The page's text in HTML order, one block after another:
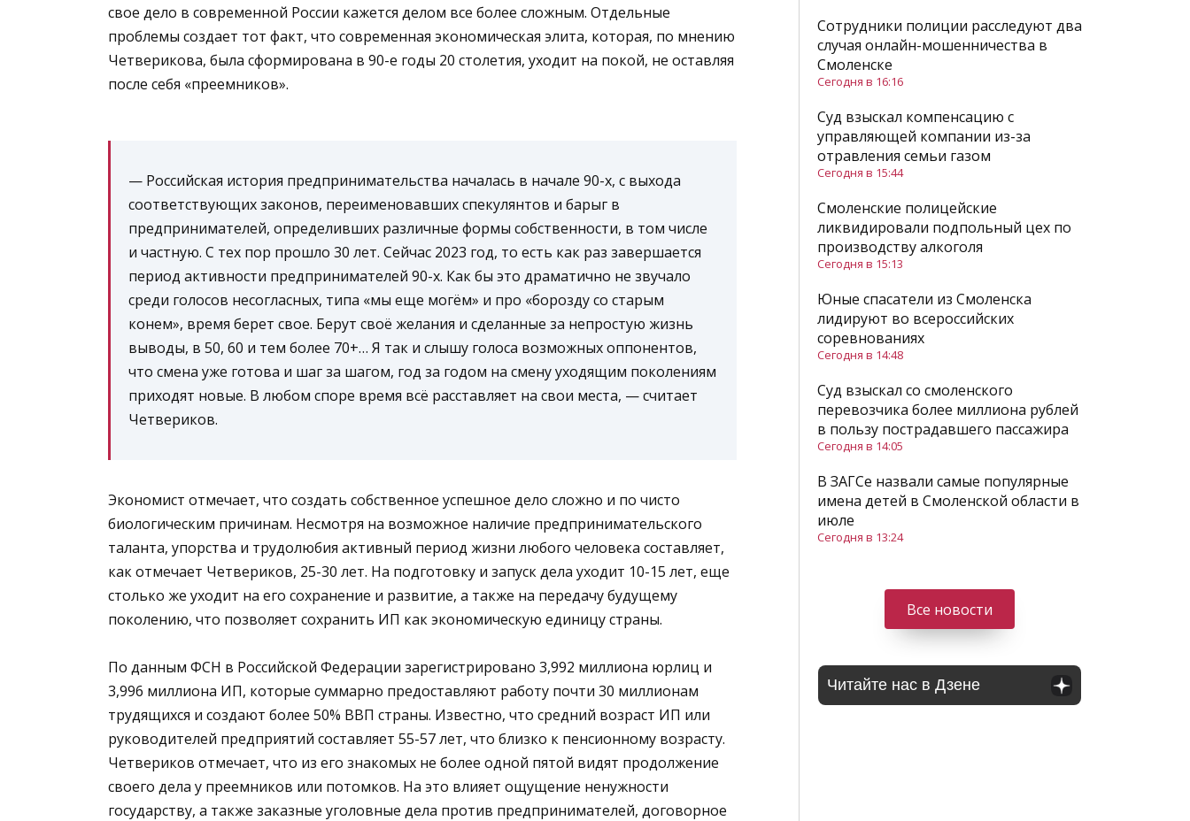
свое дело в современной России кажется делом все более сложным. Отдельные
проблемы создает тот факт, что современная экономическая элита, которая, по мнению
Четверикова, была сформирована в 90-е годы 20 столетия, уходит на покой, не оставляя
после себя «преемников».
— Российская история предпринимательства началась в начале 90-х, с выхода
соответствующих законов, переименовавших спекулянтов и барыг в
предпринимателей, определивших различные формы собственности, в том числе
и частную. С тех пор прошло 30 лет. Сейчас 2023 год, то есть как раз завершается
период активности предпринимателей 90-х. Как бы это драматично не звучало
среди голосов несогласных, типа «мы еще могём» и про «борозду со старым
конем», время берет свое. Берут своё желания и сделанные за непростую жизнь
выводы, в 50, 60 и тем более 70+… Я так и слышу голоса возможных оппонентов,
что смена уже готова и шаг за шагом, год за годом на смену уходящим поколениям
приходят новые. В любом споре время всё расставляет на свои места, — считает
Четвериков.
Экономист отмечает, что создать собственное успешное дело сложно и по чисто
биологическим причинам. Несмотря на возможное наличие предпринимательского
таланта, упорства и трудолюбия активный период жизни любого человека составляет,
как отмечает Четвериков, 25-30 лет. На подготовку и запуск дела уходит 10-15 лет, еще
столько же уходит на его сохранение и развитие, а также на передачу будущему
поколению, что позволяет сохранить ИП как экономическую единицу страны.
По данным ФСН в Российской Федерации зарегистрировано 3,992 миллиона юрлиц и
3,996 миллиона ИП, которые суммарно предоставляют работу почти 30 миллионам
трудящихся и создают более 50% ВВП страны. Известно, что средний возраст ИП или
руководителей предприятий составляет 55-57 лет, что близко к пенсионному возрасту.
Четвериков отмечает, что из его знакомых не более одной пятой видят продолжение
своего дела у преемников или потомков. На это влияет ощущение ненужности
государству, а также заказные уголовные дела против предпринимателей, договорное
Сотрудники полиции расследуют два
случая онлайн-мошенничества в
Смоленске
Сегодня в 16:16
Суд взыскал компенсацию с
управляющей компании из-за
отравления семьи газом
Сегодня в 15:44
Смоленские полицейские
ликвидировали подпольный цех по
производству алкоголя
Сегодня в 15:13
Юные спасатели из Смоленска
лидируют во всероссийских
соревнованиях
Сегодня в 14:48
Суд взыскал со смоленского
перевозчика более миллиона рублей
в пользу пострадавшего пассажира
Сегодня в 14:05
В ЗАГСе назвали самые популярные
имена детей в Смоленской области в
июле
Сегодня в 13:24
Все новости
Читайте нас в Дзене